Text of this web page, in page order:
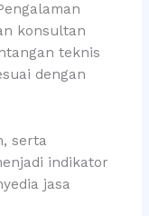
konsultan
teknis
dengan
serta
indikator
jasa